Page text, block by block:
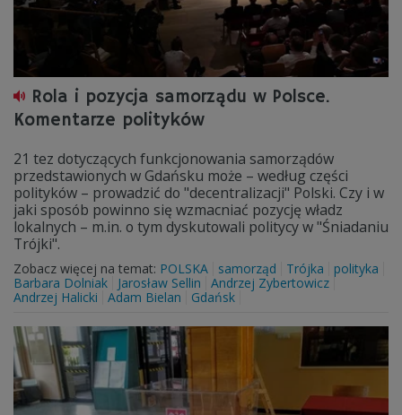
Rola i pozycja samorządu w Polsce.
Komentarze polityków
21 tez dotyczących funkcjonowania samorządów
przedstawionych w Gdańsku może – według części
polityków – prowadzić do "decentralizacji" Polski. Czy i w
jaki sposób powinno się wzmacniać pozycję władz
lokalnych – m.in. o tym dyskutowali politycy w "Śniadaniu
Trójki".
Zobacz więcej na temat: POLSKA samorząd Trójka
polityka
Barbara Dolniak
Jarosław Sellin
Andrzej Zybertowicz
Andrzej Halicki
Adam Bielan Gdańsk